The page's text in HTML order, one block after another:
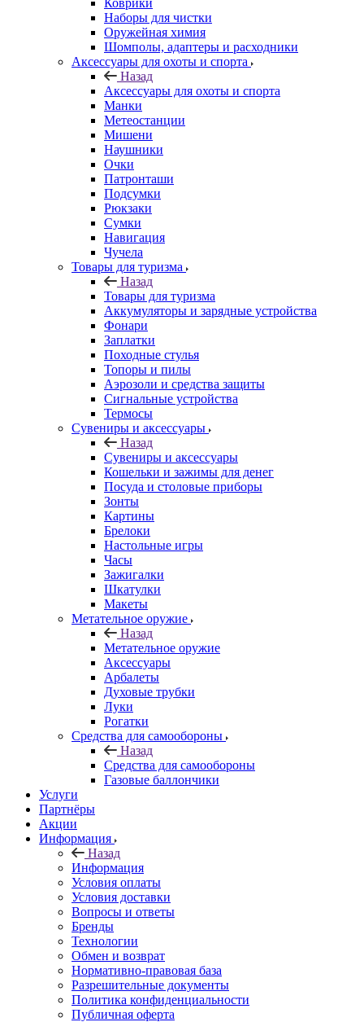
Коврики
Наборы для чистки
Оружейная химия
Шомполы, адаптеры и расходники
Аксессуары для охоты и спорта
Назад
Аксессуары для охоты и спорта
Манки
Метеостанции
Мишени
Наушники
Очки
Патронташи
Подсумки
Рюкзаки
Сумки
Навигация
Чучела
Товары для туризма
Назад
Товары для туризма
Аккумуляторы и зарядные устройства
Фонари
Заплатки
Походные стулья
Топоры и пилы
Аэрозоли и средства защиты
Сигнальные устройства
Термосы
Сувениры и аксессуары
Назад
Сувениры и аксессуары
Кошельки и зажимы для денег
Посуда и столовые приборы
Зонты
Картины
Брелоки
Настольные игры
Часы
Зажигалки
Шкатулки
Макеты
Метательное оружие
Назад
Метательное оружие
Аксессуары
Арбалеты
Духовые трубки
Луки
Рогатки
Средства для самообороны
Назад
Средства для самообороны
Газовые баллончики
Услуги
Партнёры
Акции
Информация
Назад
Информация
Условия оплаты
Условия доставки
Вопросы и ответы
Бренды
Технологии
Обмен и возврат
Нормативно-правовая база
Разрешительные документы
Политика конфиденциальности
Публичная оферта